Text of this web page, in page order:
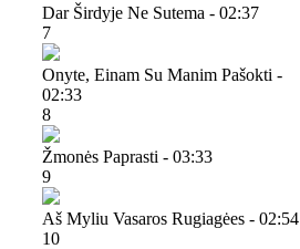
Dar Širdyje Ne Sutema - 02:37
7
Onyte, Einam Su Manim Pašokti -
02:33
8
Žmonės Paprasti - 03:33
9
Aš Myliu Vasaros Rugiagėes - 02:54
10